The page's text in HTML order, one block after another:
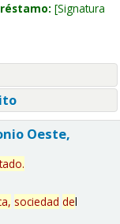
Signatura
Oeste,
.
sociedad del